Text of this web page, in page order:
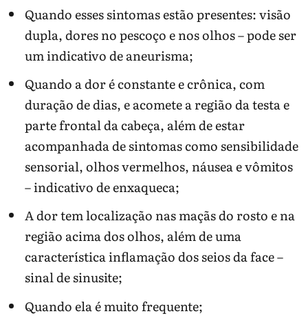
Quando esses sintomas estão presentes: visão
dupla, dores no pescoço e nos olhos – pode ser
um indicativo de aneurisma;
Quando a dor é constante e crônica, com
duração de dias, e acomete a região da testa e
parte frontal da cabeça, além de estar
acompanhada de sintomas como sensibilidade
sensorial, olhos vermelhos, náusea e vômitos
– indicativo de enxaqueca;
A dor tem localização nas maçãs do rosto e na
região acima dos olhos, além de uma
característica inflamação dos seios da face –
sinal de sinusite;
Quando ela é muito frequente;